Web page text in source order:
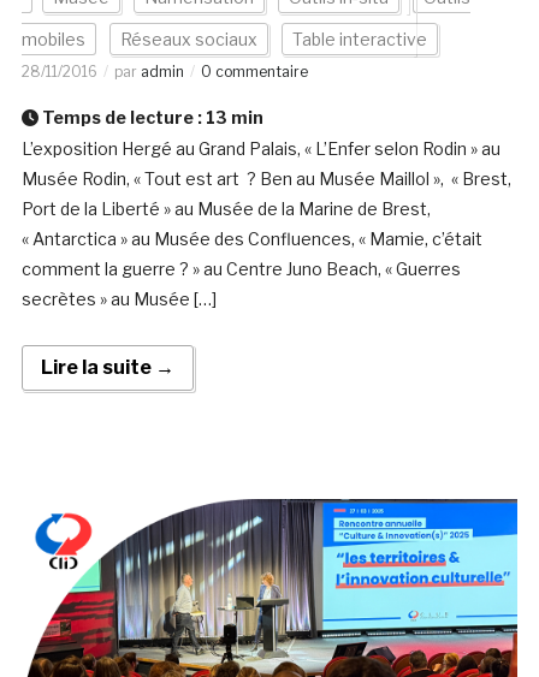
mobiles Réseaux sociaux Table interactive
28/11/2016 par admin 0 commentaire
Temps de lecture : 13 min
L’exposition Hergé au Grand Palais, « L’Enfer selon Rodin » au
Musée Rodin, « Tout est art ? Ben au Musée Maillol », « Brest,
Port de la Liberté » au Musée de la Marine de Brest,
« Antarctica » au Musée des Confluences, « Mamie, c’était
comment la guerre ? » au Centre Juno Beach, « Guerres
secrètes » au Musée […]
Lire la suite →